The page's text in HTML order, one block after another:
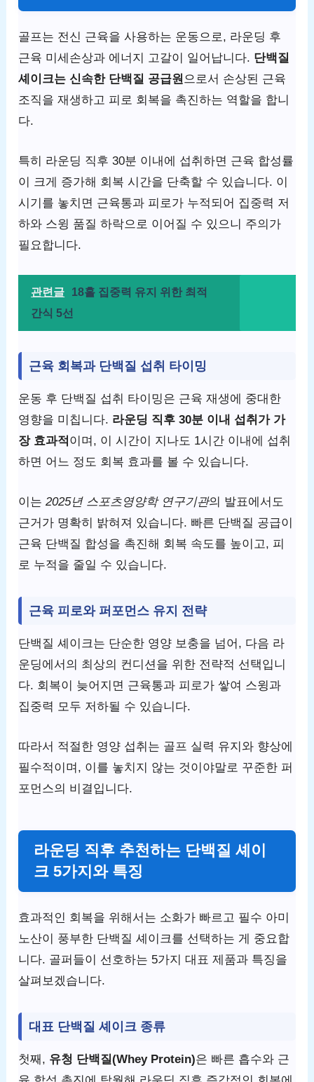
골프는 전신 근육을 사용하는 운동으로, 라운딩 후
근육 미세손상과 에너지 고갈이 일어납니다. 단백질
셰이크는 신속한 단백질 공급원 으로서 손상된 근육
조직을 재생하고 피로 회복을 촉진하는 역할을 합니
다.
특히 라운딩 직후 30분 이내에 섭취하면 근육 합성률
이 크게 증가해 회복 시간을 단축할 수 있습니다. 이
시기를 놓치면 근육통과 피로가 누적되어 집중력 저
하와 스윙 품질 하락으로 이어질 수 있으니 주의가
필요합니다.
관련글
18홀 집중력 유지 위한 최적
간식 5선
근육 회복과 단백질 섭취 타이밍
운동 후 단백질 섭취 타이밍은 근육 재생에 중대한
영향을 미칩니다. 라운딩 직후 30분 이내 섭취가 가
장 효과적 이며, 이 시간이 지나도 1시간 이내에 섭취
하면 어느 정도 회복 효과를 볼 수 있습니다.
이는2025년 스포츠영양학 연구기관의 발표에서도
근거가 명확히 밝혀져 있습니다. 빠른 단백질 공급이
근육 단백질 합성을 촉진해 회복 속도를 높이고, 피
로 누적을 줄일 수 있습니다.
근육 피로와 퍼포먼스 유지 전략
단백질 셰이크는 단순한 영양 보충을 넘어, 다음 라
운딩에서의 최상의 컨디션을 위한 전략적 선택입니
다. 회복이 늦어지면 근육통과 피로가 쌓여 스윙과
집중력 모두 저하될 수 있습니다.
따라서 적절한 영양 섭취는 골프 실력 유지와 향상에
필수적이며, 이를 놓치지 않는 것이야말로 꾸준한 퍼
포먼스의 비결입니다.
라운딩 직후 추천하는 단백질 셰이
크 5가지와 특징
효과적인 회복을 위해서는 소화가 빠르고 필수 아미
노산이 풍부한 단백질 셰이크를 선택하는 게 중요합
니다. 골퍼들이 선호하는 5가지 대표 제품과 특징을
살펴보겠습니다.
대표 단백질 셰이크 종류
첫째, 유청 단백질(Whey Protein)은 빠른 흡수와 근